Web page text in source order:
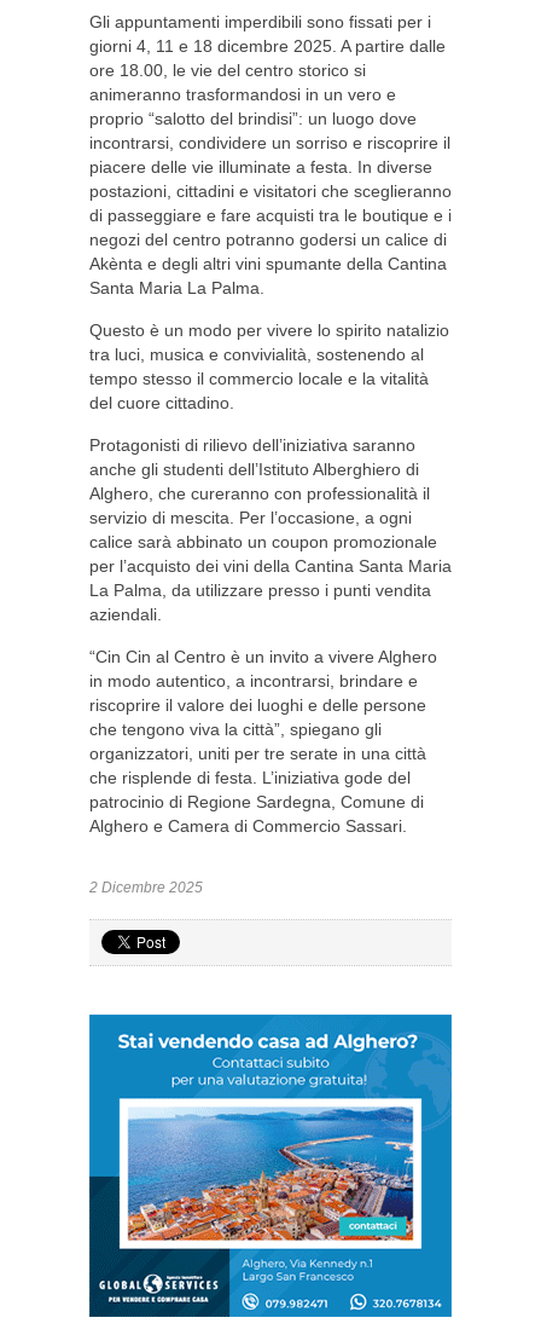
Gli appuntamenti imperdibili sono fissati per i
giorni 4, 11 e 18 dicembre 2025. A partire dalle
ore 18.00, le vie del centro storico si
animeranno trasformandosi in un vero e
proprio “salotto del brindisi”: un luogo dove
incontrarsi, condividere un sorriso e riscoprire il
piacere delle vie illuminate a festa. In diverse
postazioni, cittadini e visitatori che sceglieranno
di passeggiare e fare acquisti tra le boutique e i
negozi del centro potranno godersi un calice di
Akènta e degli altri vini spumante della Cantina
Santa Maria La Palma.
Questo è un modo per vivere lo spirito natalizio
tra luci, musica e convivialità, sostenendo al
tempo stesso il commercio locale e la vitalità
del cuore cittadino.
Protagonisti di rilievo dell’iniziativa saranno
anche gli studenti dell’Istituto Alberghiero di
Alghero, che cureranno con professionalità il
servizio di mescita. Per l’occasione, a ogni
calice sarà abbinato un coupon promozionale
per l’acquisto dei vini della Cantina Santa Maria
La Palma, da utilizzare presso i punti vendita
aziendali.
“Cin Cin al Centro è un invito a vivere Alghero
in modo autentico, a incontrarsi, brindare e
riscoprire il valore dei luoghi e delle persone
che tengono viva la città”, spiegano gli
organizzatori, uniti per tre serate in una città
che risplende di festa. L’iniziativa gode del
patrocinio di Regione Sardegna, Comune di
Alghero e Camera di Commercio Sassari.
2 Dicembre 2025